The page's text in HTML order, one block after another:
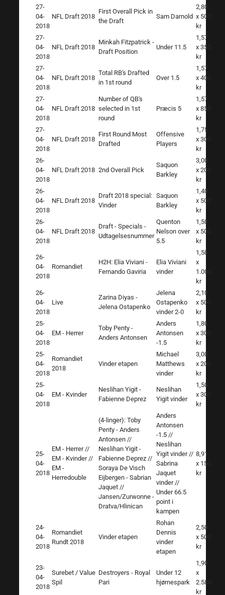
27-
04-
2018
NFL Draft 2018
First Overall Pick in
the Draft
Sam Darnold
2,80
x 500
kr
27-
04-
2018
NFL Draft 2018
Minkah Fitzpatrick -
Draft Position
Under 11.5
1,57
x 350
kr
27-
04-
2018
NFL Draft 2018
Total RB's Drafted
in 1st round
Over 1.5
1,57
x 400
kr
27-
04-
2018
NFL Draft 2018
Number of QB's
selected in 1st
round
Præcis 5
1,57
x 850
kr
27-
04-
2018
NFL Draft 2018
First Round Most
Drafted
Offensive
Players
1,75
x 300
kr
26-
04-
2018
NFL Draft 2018 2nd Overall Pick
Saquon
Barkley
3,00
x 200
kr
26-
04-
2018
NFL Draft 2018
Draft 2018 special:
Vinder
Saquon
Barkley
1,40
x 500
kr
26-
04-
2018
NFL Draft 2018
Draft - Specials -
Udtagelsesnummer
Quenton
Nelson over
5.5
1,50
x 500
kr
26-
04-
2018
Romandiet
H2H: Elia Viviani -
Fernando Gaviria
Elia Viviani
vinder
1,50
x
1.000
kr
26-
04-
2018
Live
Zarina Diyas -
Jelena Ostapenko
Jelena
Ostapenko
vinder 2-0
2,10
x 500
kr
25-
04-
2018
EM - Herrer
Toby Penty -
Anders Antonsen
Anders
Antonsen
-1.5
1,80
x 300
kr
25-
04-
2018
Romandiet
2018
Vinder etapen
Michael
Matthews
vinder
3,00
x 200
kr
25-
04-
2018
EM - Kvinder
Neslihan Yigit -
Fabienne Deprez
Neslihan
Yigit vinder
1,50
x 300
kr
25-
04-
2018
EM - Herrer //
EM - Kvinder //
EM -
Herredouble
(4-linger): Toby
Penty - Anders
Antonsen //
Neslihan Yigit -
Fabienne Deprez //
Soraya De Visch
Eijbergen - Sabrian
Jaquet //
Jansen/Zurwonne -
Dratva/Hlinican
Anders
Antonsen
-1.5 //
Neslihan
Yigit vinder //
Sabrina
Jaquet
vinder //
Under 66.5
point i
kampen
8,91
x 150
kr
24-
04-
2018
Romandiet
Rundt 2018
Vinder etapen
Rohan
Dennis
vinder
etapen
2,50
x 500
kr
23-
04-
2018
Surebet / Value
Spil
Destroyers - Royal
Pari
Under 12
hjørnespark
1,90
x
2.580
kr